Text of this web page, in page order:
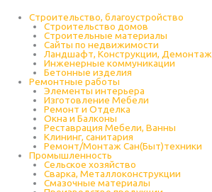
Строительство, благоустройство
Строительство домов
Строительные материалы
Сайты по недвижимости
Ландшафт, Конструкции, Демонтаж
Инженерные коммуникации
Бетонные изделия
Ремонтные работы
Элементы интерьера
Изготовление Мебели
Ремонт и Отделка
Окна и Балконы
Реставрация Мебели, Ванны
Клининг, санитария
Ремонт/Монтаж Сан(Быт)техники
Промышленность
Cельское хозяйство
Сварка, Металлоконструкции
Cмазочные материалы